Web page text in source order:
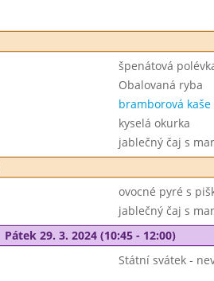
špenátová
Obalovaná ryba
bramborová kaše
kyselá okurka
jablečný čaj s
ovocné pyré s
jablečný čaj s
Pátek 29. 3. 2024 (10:45 - 12:00)
Státní svátek -